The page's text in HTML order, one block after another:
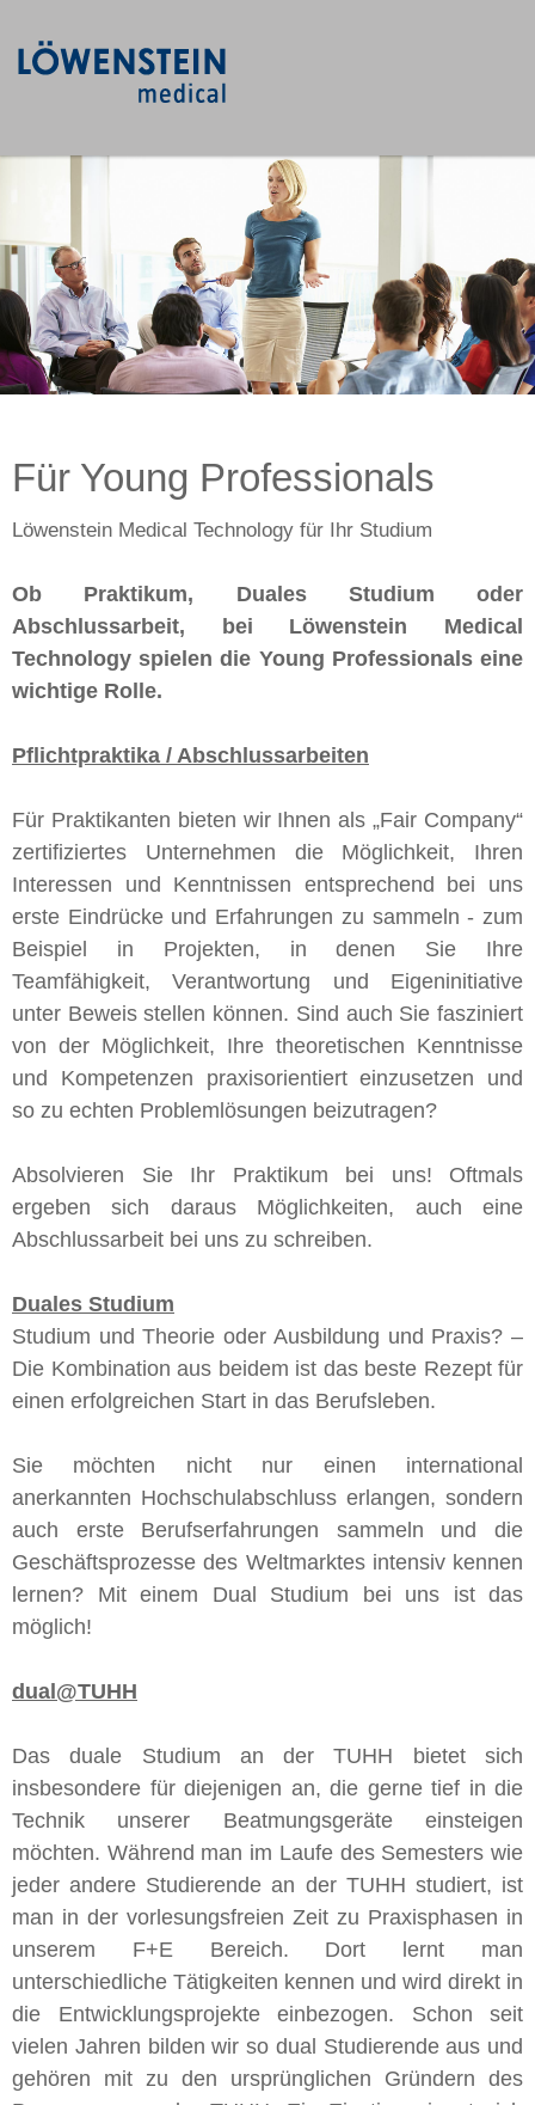
Für Young Professionals
Löwenstein Medical Technology für Ihr Studium
Ob Praktikum, Duales Studium oder
Abschlussarbeit, bei Löwenstein Medical
Technology spielen die Young Professionals eine
wichtige Rolle.
Pflichtpraktika / Abschlussarbeiten
Für Praktikanten bieten wir Ihnen als „Fair Company“
zertifiziertes Unternehmen die Möglichkeit, Ihren
Interessen und Kenntnissen entsprechend bei uns
erste Eindrücke und Erfahrungen zu sammeln - zum
Beispiel in Projekten, in denen Sie Ihre
Teamfähigkeit, Verantwortung und Eigeninitiative
unter Beweis stellen können. Sind auch Sie fasziniert
von der Möglichkeit, Ihre theoretischen Kenntnisse
und Kompetenzen praxisorientiert einzusetzen und
so zu echten Problemlösungen beizutragen?
Absolvieren Sie Ihr Praktikum bei uns! Oftmals
ergeben sich daraus Möglichkeiten, auch eine
Abschlussarbeit bei uns zu schreiben.
Duales Studium
Studium und Theorie oder Ausbildung und Praxis? –
Die Kombination aus beidem ist das beste Rezept für
einen erfolgreichen Start in das Berufsleben.
Sie möchten nicht nur einen international
anerkannten Hochschulabschluss erlangen, sondern
auch erste Berufserfahrungen sammeln und die
Geschäftsprozesse des Weltmarktes intensiv kennen
lernen? Mit einem Dual Studium bei uns ist das
möglich!
dual@TUHH
Das duale Studium an der TUHH bietet sich
insbesondere für diejenigen an, die gerne tief in die
Technik unserer Beatmungsgeräte einsteigen
möchten. Während man im Laufe des Semesters wie
jeder andere Studierende an der TUHH studiert, ist
man in der vorlesungsfreien Zeit zu Praxisphasen in
unserem F+E Bereich. Dort lernt man
unterschiedliche Tätigkeiten kennen und wird direkt in
die Entwicklungsprojekte einbezogen. Schon seit
vielen Jahren bilden wir so dual Studierende aus und
gehören mit zu den ursprünglichen Gründern des